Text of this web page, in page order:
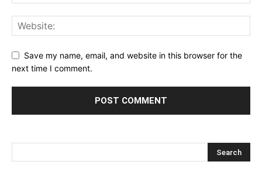
Save my name, email, and website in this browser for the
next time I comment.